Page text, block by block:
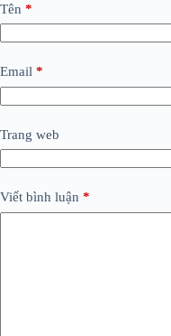
Tên *
Email *
Trang web
Viết bình luận *